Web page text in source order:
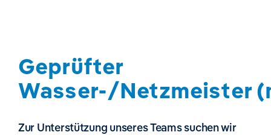
Geprüfter
Wasser-/Netzmeister
Zur Unterstützung unseres Teams suchen wir